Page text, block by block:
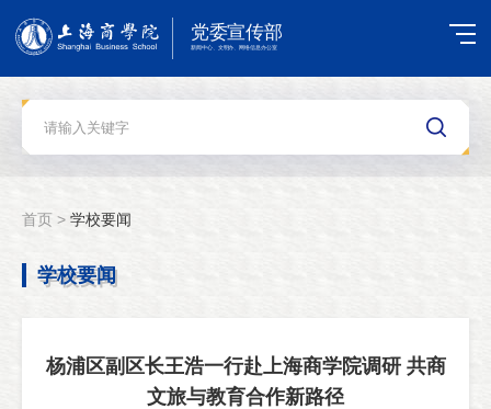
首页 > 学校要闻
学校要闻
杨浦区副区长王浩一行赴上海商学院调研 共商
文旅与教育合作新路径